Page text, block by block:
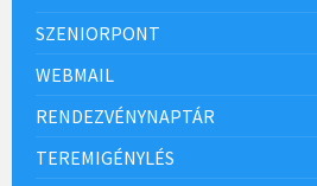
SZENIORPONT
WEBMAIL
RENDEZVÉNYNAPTÁR
TEREMIGÉNYLÉS